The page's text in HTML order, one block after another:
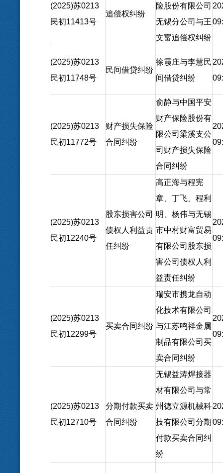
(2025)苏0213
民初11413号
追偿权纠纷
险股份有限公司
无锡分公司与王
文富追偿权纠纷
(2025)苏0213
民初11748号
民间借贷纠纷
徐霞庄与李慧民
间借贷纠纷
(2025)苏0213
民初11772号
财产损失保险
合同纠纷
俞静与中国平安
财产保险股份有
限公司梁溪支公
司财产损失保险
合同纠纷
(2025)苏0213
民初12240号
股东损害公司
债权人利益责
任纠纷
高正海与程宪
章、丁飞、程利
明、杨伟与无锡
市中村财富贸易
有限公司股东损
害公司债权人利
益责任纠纷
(2025)苏0213
民初12299号
买卖合同纠纷
瑞安市携龙自动
化技术有限公司
与江苏鸣祥金属
制品有限公司买
卖合同纠纷
(2025)苏0213
民初12710号
分期付款买卖
合同纠纷
无锡益涛焊接器
材有限公司与常
州德立源机械科
技有限公司分期
付款买卖合同纠
纷